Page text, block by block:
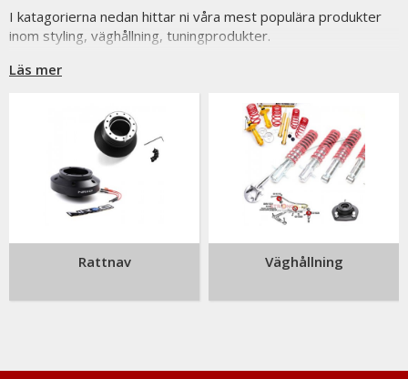
I katagorierna nedan hittar ni våra mest populära produkter
inom styling, väghållning, tuningprodukter.
Är det något som du funderar över eller inte hittar i vårt
Till Nissan Micra.
Läs mer
Rattnav Väghållning